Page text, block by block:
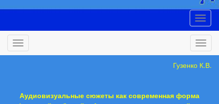
Гузенко К.В.
Аудиовизуальные сюжеты как современная форма